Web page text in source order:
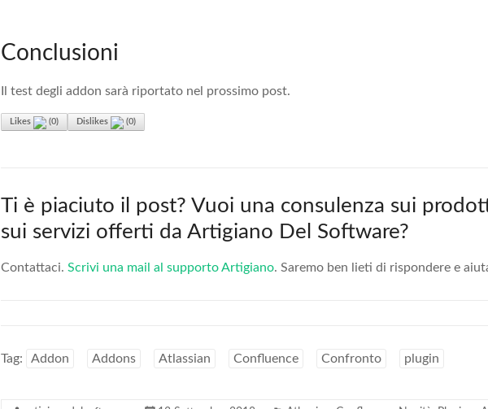
Conclusioni
Il test degli addon sarà riportato nel prossimo post.
Likes (0) Dislikes (0)
Ti è piaciuto il post? Vuoi una consulenza sui
sui servizi offerti da Artigiano Del Software?
Contattaci. Scrivi una mail al supporto Artigiano. Saremo ben lieti di rispondere e
Tag: Addon Addons Atlassian Confluence Confronto plugin